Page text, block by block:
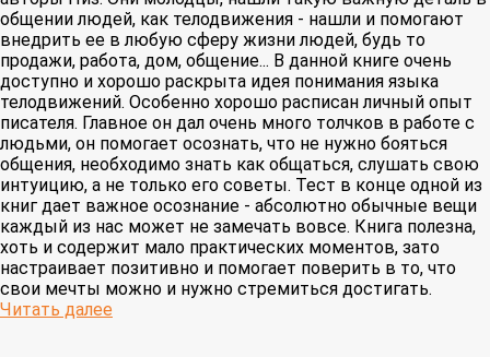
общении людей, как телодвижения - нашли и помогают
внедрить ее в любую сферу жизни людей, будь то
продажи, работа, дом, общение... В данной книге очень
доступно и хорошо раскрыта идея понимания языка
телодвижений. Особенно хорошо расписан личный опыт
писателя. Главное он дал очень много толчков в работе с
людьми, он помогает осознать, что не нужно бояться
общения, необходимо знать как общаться, слушать свою
интуицию, а не только его советы. Тест в конце одной из
книг дает важное осознание - абсолютно обычные вещи
каждый из нас может не замечать вовсе. Книга полезна,
хоть и содержит мало практических моментов, зато
настраивает позитивно и помогает поверить в то, что
свои мечты можно и нужно стремиться достигать.
Читать далее